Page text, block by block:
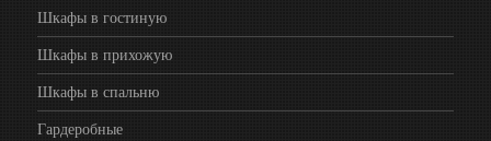
Шкафы в гостиную
Шкафы в прихожую
Шкафы в спальню
Гардеробные